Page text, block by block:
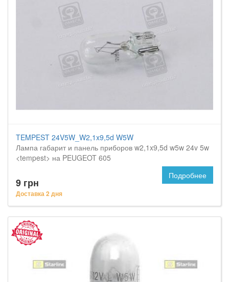
TEMPEST 24V5W_W2,1x9,5d W5W
Лампа габарит и панель приборов w2,1x9,5d w5w 24v 5w
<tempest> на PEUGEOT 605
9 грн
Доставка 2 дня
Подробнее